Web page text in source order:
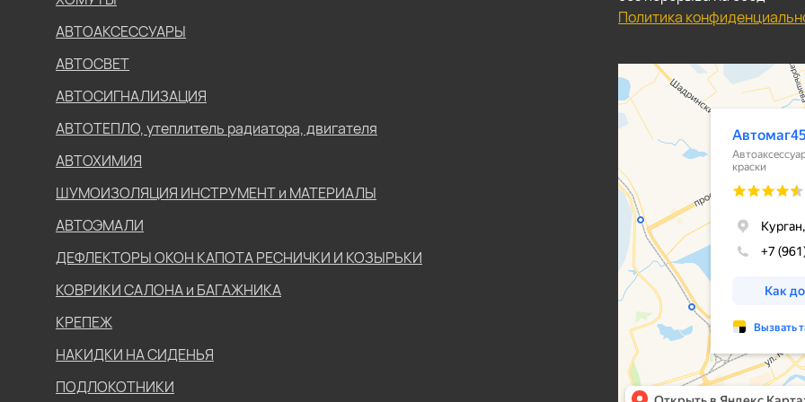
АВТОАКСЕССУАРЫ
АВТОСВЕТ
АВТОСИГНАЛИЗАЦИЯ
АВТОТЕПЛО, утеплитель радиатора, двигателя
АВТОХИМИЯ
ШУМОИЗОЛЯЦИЯ ИНСТРУМЕНТ и МАТЕРИАЛЫ
АВТОЭМАЛИ
ДЕФЛЕКТОРЫ ОКОН КАПОТА РЕСНИЧКИ И КОЗЫРЬКИ
КОВРИКИ САЛОНА и БАГАЖНИКА
КРЕПЕЖ
НАКИДКИ НА СИДЕНЬЯ
ПОДЛОКОТНИКИ
Политика